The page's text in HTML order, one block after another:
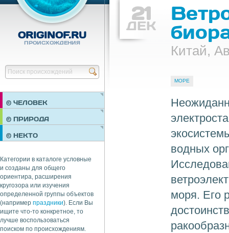
ORIGINOF.RU
ПРОИСХОЖДЕНИЯ
© ЧЕЛОВЕК
ПРАЗДНИКИ
ОБЩЕСТВО
© ПРИРОДА
© НЕКТО
Категории в каталоге условные
и созданы для общего
ориентира, расширения
кругозора или изучения
определенной группы объектов
(например праздники). Если Вы
ищите что-то конкретное, то
лучше воспользоваться
поиском по происхождениям.
21
ДЕК
Китай,
МОРЕ
водных
моря. Его